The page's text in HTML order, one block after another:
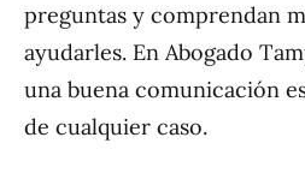
preguntas y comprendan
ayudarles. En Abogado
una buena comunicación
de cualquier caso.